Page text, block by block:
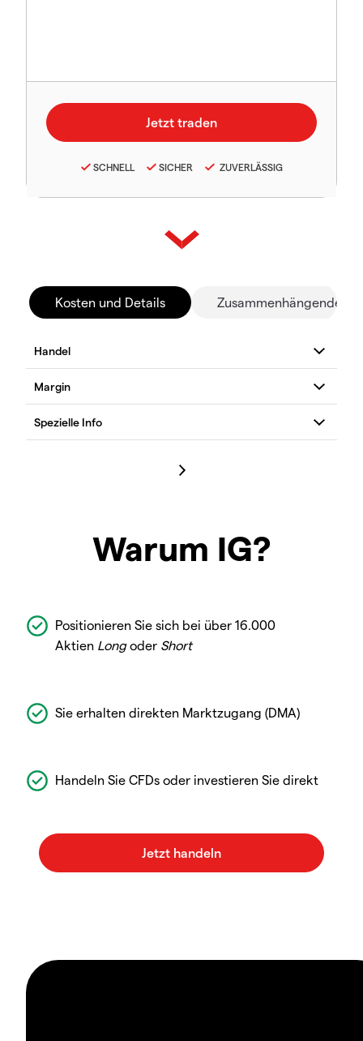
SCHNELL SICHER ZUVERLÄSSIG
Kosten und Details Zusammenhängende
Warum IG?
Positionieren Sie sich bei über 16.000
Aktien Longoder Short
Sie erhalten direkten Marktzugang (DMA)
Handeln Sie CFDs oder investieren Sie direkt